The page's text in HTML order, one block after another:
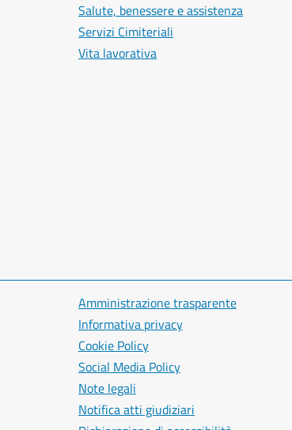
Salute, benessere e assistenza
Servizi Cimiteriali
Vita lavorativa
Amministrazione trasparente
Informativa privacy
Cookie Policy
Social Media Policy
Note legali
Notifica atti giudiziari